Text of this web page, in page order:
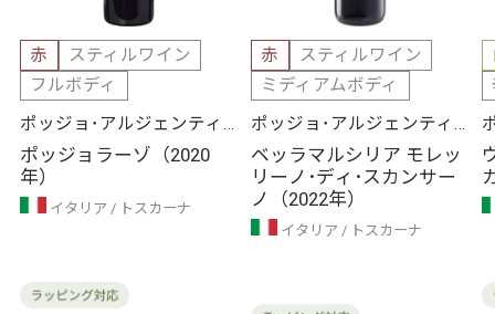
赤
スティルワイン
フルボディ
ポッジョ･アルジェンティ
エラ
ポッジョラーゾ（2020
年）
イタリア トスカーナ
赤
スティルワイン
ミディアムボディ
ポッジョ･アルジェンティ
エラ
ベッラマルシリア モレッ
リーノ･ディ･スカンサー
ノ（2022年）
イタリア トスカーナ